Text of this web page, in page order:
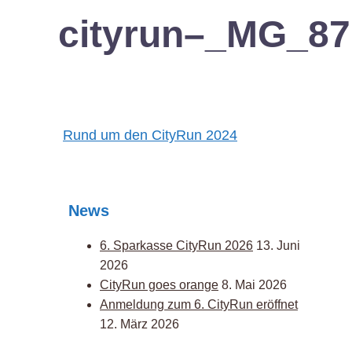
Post
Rund um den CityRun 2024
News
6. Sparkasse CityRun 2026 13. Juni
2026
CityRun goes orange 8. Mai 2026
Anmeldung zum 6. CityRun eröffnet
12. März 2026